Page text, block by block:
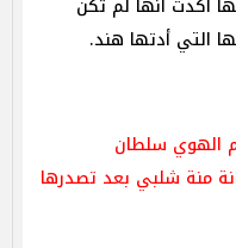
أكدت أنها لم تكن
التي أدتها هند.
الهوي سلطان
منة شلبي بعد تصدرها